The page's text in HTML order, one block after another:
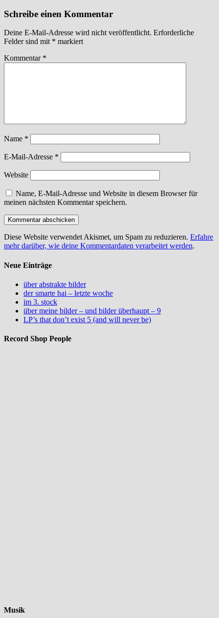
Schreibe einen Kommentar
Deine E-Mail-Adresse wird nicht veröffentlicht. Erforderliche
Felder sind mit * markiert
Kommentar *
Name *
E-Mail-Adresse *
Website
Name, E-Mail-Adresse und Website in diesem Browser für
meinen nächsten Kommentar speichern.
Diese Website verwendet Akismet, um Spam zu reduzieren. Erfahre
mehr darüber, wie deine Kommentardaten verarbeitet werden.
Neue Einträge
über abstrakte bilder
der smarte hai – letzte woche
im 3. stock
über meine bilder – und bilder überhaupt – 9
LP’s that don’t exist 5 (and will never be)
Record Shop People
Musik